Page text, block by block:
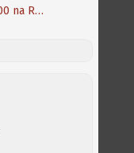
AmigaOne X1000 na RetroKomp 2013